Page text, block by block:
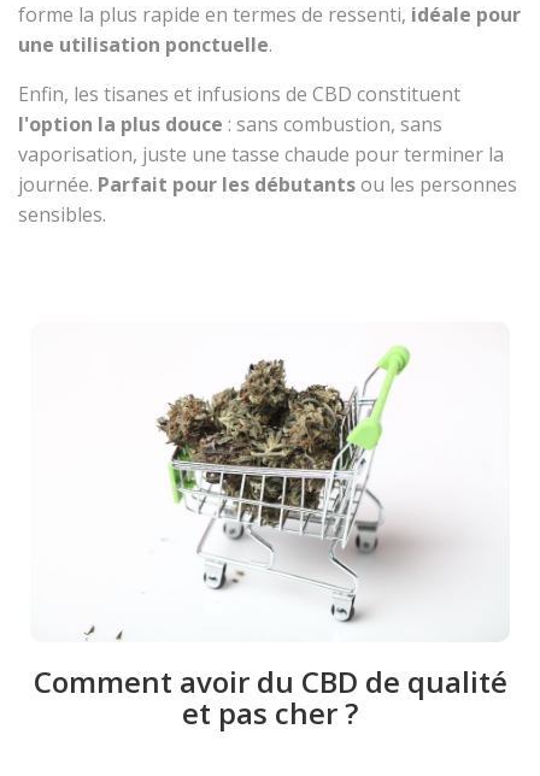
forme la plus rapide en termes de ressenti, idéale pour
une utilisation ponctuelle.
Enfin, les tisanes et infusions de CBD constituent
l'option la plus douce : sans combustion, sans
vaporisation, juste une tasse chaude pour terminer la
journée. Parfait pour les débutantsou les personnes
sensibles.
Comment avoir du CBD de qualité
et pas cher ?